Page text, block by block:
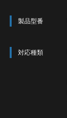
製品型番
対応種類